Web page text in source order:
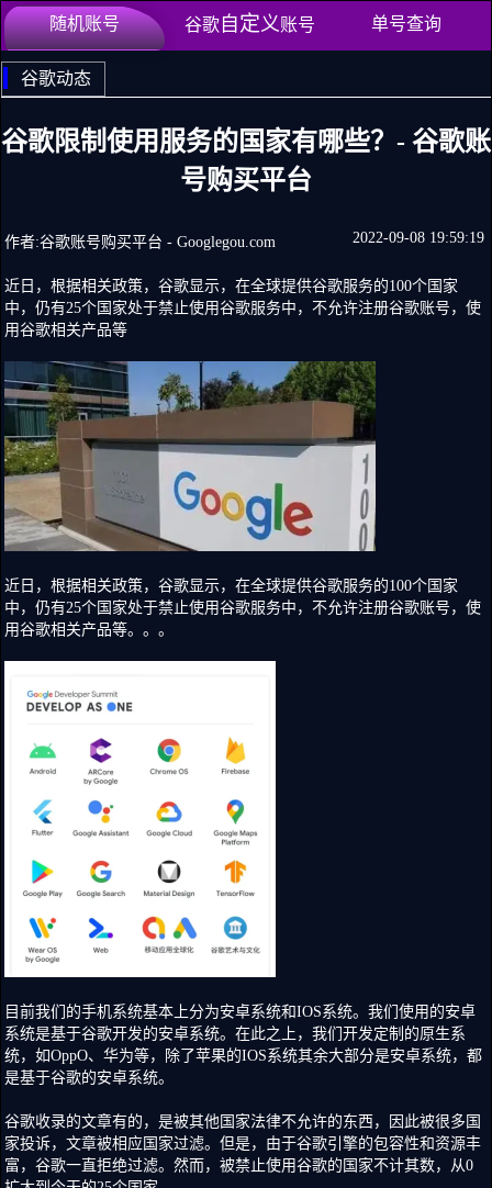
随机账号 谷歌自 定义账号 单号查询
谷歌动态
谷歌限制使用服务的国家有哪些？- 谷歌账
号购买平台
作者:谷歌账号购买平台 - Googlegou.com​ 2022-09-08 19:59:19
近日，根据相关政策，谷歌显示，在全球提供谷歌服务的100个国家
中，仍有25个国家处于禁止使用谷歌服务中，不允许注册谷歌账号，使
用谷歌相关产品等
近日，根据相关政策，谷歌显示，在全球提供谷歌服务的100个国家
中，仍有25个国家处于禁止使用谷歌服务中，不允许注册谷歌账号，使
用谷歌相关产品等。。。
目前我们的手机系统基本上分为安卓系统和IOS系统。我们使用的安卓
系统是基于谷歌开发的安卓系统。在此之上，我们开发定制的原生系
统，如OppO、华为等，除了苹果的IOS系统其余大部分是安卓系统，都
是基于谷歌的安卓系统。
谷歌收录的文章有的，是被其他国家法律不允许的东西，因此被很多国
家投诉，文章被相应国家过滤。但是，由于谷歌引擎的包容性和资源丰
富，谷歌一直拒绝过滤。然而，被禁止使用谷歌的国家不计其数，从0